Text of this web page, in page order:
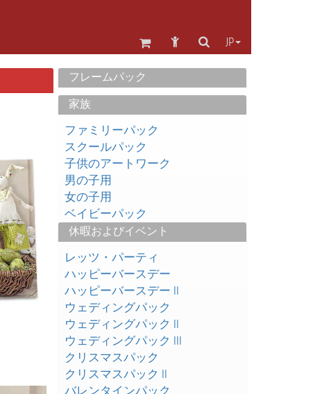
JP
フレームパック
家族
ファミリーパック
スクールパック
子供のアートワーク
男の子用
女の子用
ベイビーパック
休暇およびイベント
レッツ・パーティ
ハッピーバースデー
ハッピーバースデー II
ウェディングパック
ウェディングパック II
ウェディングパック III
クリスマスパック
クリスマスパック II
バレンタインパック